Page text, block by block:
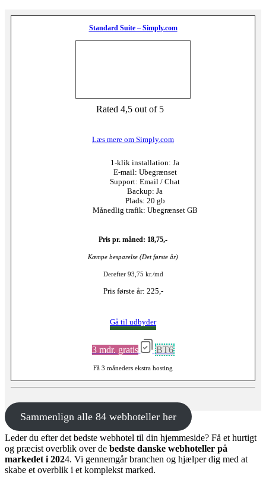
Standard Suite – Simply.com
Rated 4,5 out of 5
Læs mere om Simply.com
1-klik installation: Ja
E-mail: Ubegrænset
Support: Email / Chat
Backup: Ja
Plads: 20 gb
Månedlig trafik: Ubegrænset GB
Pris pr. måned: 18,75,-
Kæmpe besparelse (Det første år)
Derefter 93,75 kr./md
Pris første år: 225,-
Gå til udbyder
3 mdr. gratis BT6
Få 3 måneders ekstra hosting
Sammenlign alle 84 webhoteller her
Leder du efter det bedste webhotel til din hjemmeside? Få et hurtigt
og præcist overblik over de bedste danske webhoteller på
markedet i 2024. Vi gennemgår branchen og hjælper dig med at
skabe et overblik i et komplekst marked.